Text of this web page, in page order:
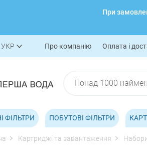
При
УКР Про компанію Оплата і
ФІЛЬТРИ ПОБУТОВІ ФІЛЬТРИ
Картриджі та завантаження